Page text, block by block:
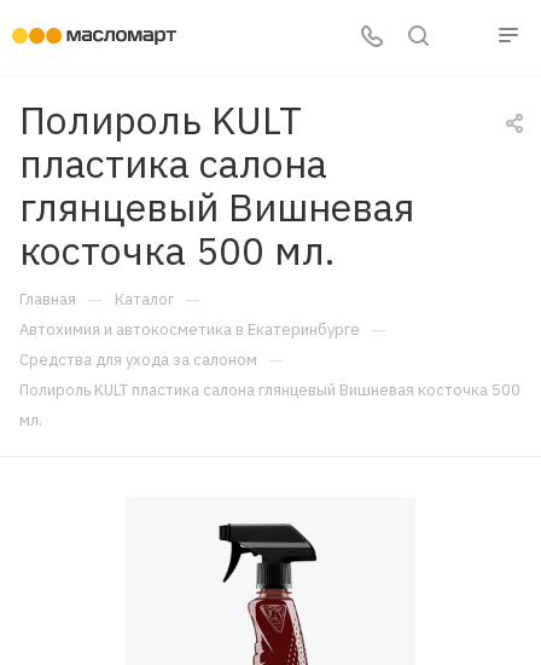
Полироль KULT
пластика салона
глянцевый Вишневая
косточка 500 мл.
Главная — Каталог —
Автохимия и автокосметика в Екатеринбурге —
Средства для ухода за салоном —
Полироль KULT пластика салона глянцевый Вишневая косточка 500
мл.